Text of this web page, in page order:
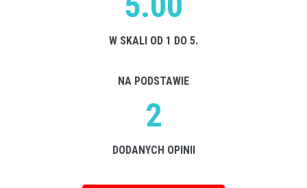
W SKALI OD 1 DO 5.
NA PODSTAWIE
2
DODANYCH OPINII